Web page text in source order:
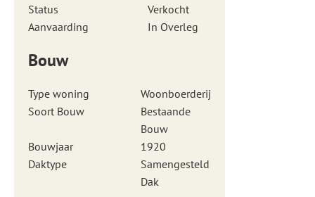
Status
Verkocht
Aanvaarding
In Overleg
Bouw
Type woning
Woonboerderij
Soort Bouw
Bestaande
Bouw
Bouwjaar
1920
Daktype
Samengesteld
Dak